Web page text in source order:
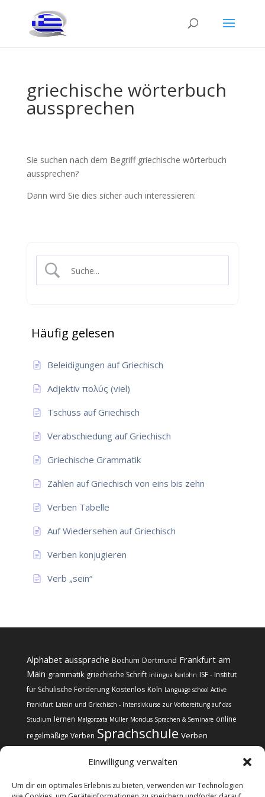
Einwilligung verwalten
Um dir ein optimales Erlebnis zu bieten, verwenden wir Technologien
griechische wörterbuch
aussprechen
Sie suchen nach dem Begriff griechische wörterbuch
aussprechen?
Dann wird Sie dies sicher auch interessieren:
Häufig gelesen
Beleidigungen auf Griechisch
Adjektiv πολύς (viel)
Tschüss auf Griechisch
Verabschiedung auf Griechisch
Griechische Grammatik
Zählen auf Griechisch von eins bis zehn
Verben Tabelle
Auf Wiedersehen auf Griechisch
Verben konjugieren
Verb „sein“
Alphabet aussprache Bochum Dortmund Frankfurt am
Main grammatik griechische Schrift inlingua Iserlohn ISF - Institut
für Schulische Förderung Kostenlos Köln Language school Active
Frankfurt Latein und Griechisch - Intensivkurse zur Vorbereitung auf das
Studium lernen Malgorzata Müller Mondus Sprachen & Seminare online
regelmäßige Verben Sprachschule Verben